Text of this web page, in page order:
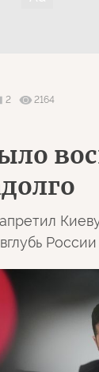
2
2164
России